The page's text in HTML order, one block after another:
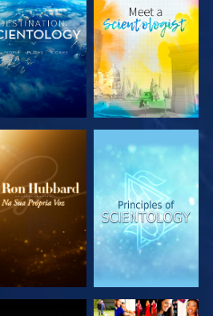
EXPLORAR A
SÉRIE
EXPLORAR A
SÉRIE